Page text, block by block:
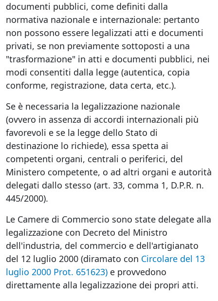
documenti pubblici, come definiti dalla
normativa nazionale e internazionale: pertanto
non possono essere legalizzati atti e documenti
privati, se non previamente sottoposti a una
"trasformazione" in atti e documenti pubblici, nei
modi consentiti dalla legge (autentica, copia
conforme, registrazione, data certa, etc.).
Se è necessaria la legalizzazione nazionale
(ovvero in assenza di accordi internazionali più
favorevoli e se la legge dello Stato di
destinazione lo richiede), essa spetta ai
competenti organi, centrali o periferici, del
Ministero competente, o ad altri organi e autorità
delegati dallo stesso (art. 33, comma 1, D.P.R. n.
445/2000).
Le Camere di Commercio sono state delegate alla
legalizzazione con Decreto del Ministro
dell'industria, del commercio e dell'artigianato
del 12 luglio 2000 (diramato con Circolare del 13
luglio 2000 Prot. 651623) e provvedono
direttamente alla legalizzazione dei propri atti.